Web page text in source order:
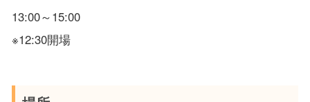
13:00～15:00
※12:30開場